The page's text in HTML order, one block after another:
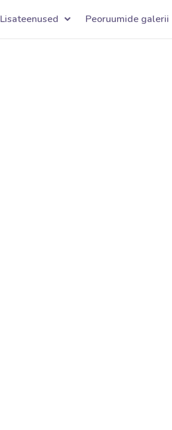
Lisateenused Peoruumide galerii